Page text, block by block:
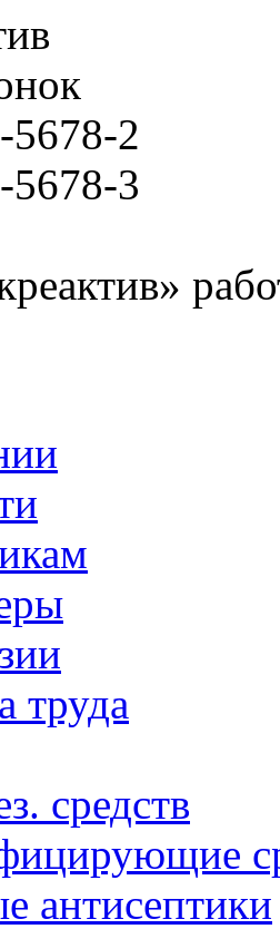
5678-2
5678-3
труда
средств
антисептики